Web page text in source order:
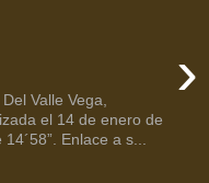
›
Valle Vega,
el 14 de enero de
Enlace a s...